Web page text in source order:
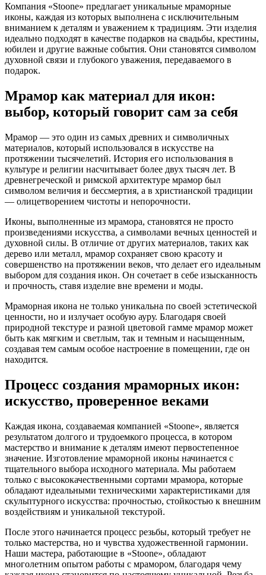
Компания «Stoone» предлагает уникальные мраморные
иконы, каждая из которых выполнена с исключительным
вниманием к деталям и уважением к традициям. Эти изделия
идеально подходят в качестве подарков на свадьбы, крестины,
юбилеи и другие важные события. Они становятся символом
духовной связи и глубокого уважения, передаваемого в
подарок.
Мрамор как материал для икон:
выбор, который говорит сам за себя
Мрамор — это один из самых древних и символичных
материалов, который использовался в искусстве на
протяжении тысячелетий. История его использования в
культуре и религии насчитывает более двух тысяч лет. В
древнегреческой и римской архитектуре мрамор был
символом величия и бессмертия, а в христианской традиции
— олицетворением чистоты и непорочности.
Иконы, выполненные из мрамора, становятся не просто
произведениями искусства, а символами вечных ценностей и
духовной силы. В отличие от других материалов, таких как
дерево или металл, мрамор сохраняет свою красоту и
совершенство на протяжении веков, что делает его идеальным
выбором для создания икон. Он сочетает в себе изысканность
и прочность, ставя изделие вне времени и моды.
Мраморная икона не только уникальна по своей эстетической
ценности, но и излучает особую ауру. Благодаря своей
природной текстуре и разной цветовой гамме мрамор может
быть как мягким и светлым, так и темным и насыщенным,
создавая тем самым особое настроение в помещении, где он
находится.
Процесс создания мраморных икон:
искусство, проверенное веками
Каждая икона, создаваемая компанией «Stoone», является
результатом долгого и трудоемкого процесса, в котором
мастерство и внимание к деталям имеют первостепенное
значение. Изготовление мраморной иконы начинается с
тщательного выбора исходного материала. Мы работаем
только с высококачественными сортами мрамора, которые
обладают идеальными техническими характеристиками для
скульптурного искусства: прочностью, стойкостью к внешним
воздействиям и уникальной текстурой.
После этого начинается процесс резьбы, который требует не
только мастерства, но и чувства художественной гармонии.
Наши мастера, работающие в «Stoone», обладают
многолетним опытом работы с мрамором, благодаря чему